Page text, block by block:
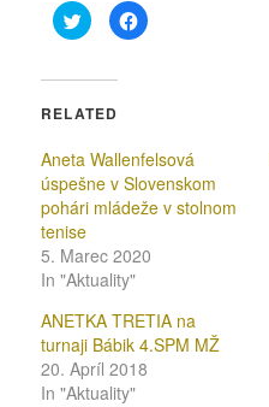
Click
to
share
new
Click
to
RELATED
Aneta Wallenfelsová
úspešne v Slovenskom
pohári mládeže v stolnom
tenise
5. Marec 2020
In "Aktuality"
ANETKA TRETIA na
turnaji Bábik 4.SPM MŽ
20. Apríl 2018
In "Aktuality"